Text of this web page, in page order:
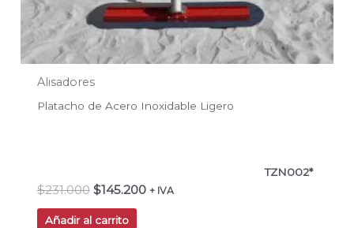
Alisadores
Platacho de Acero Inoxidable Ligero
TZN002*
$231.000 $145.200 + IVA
Añadir al carrito